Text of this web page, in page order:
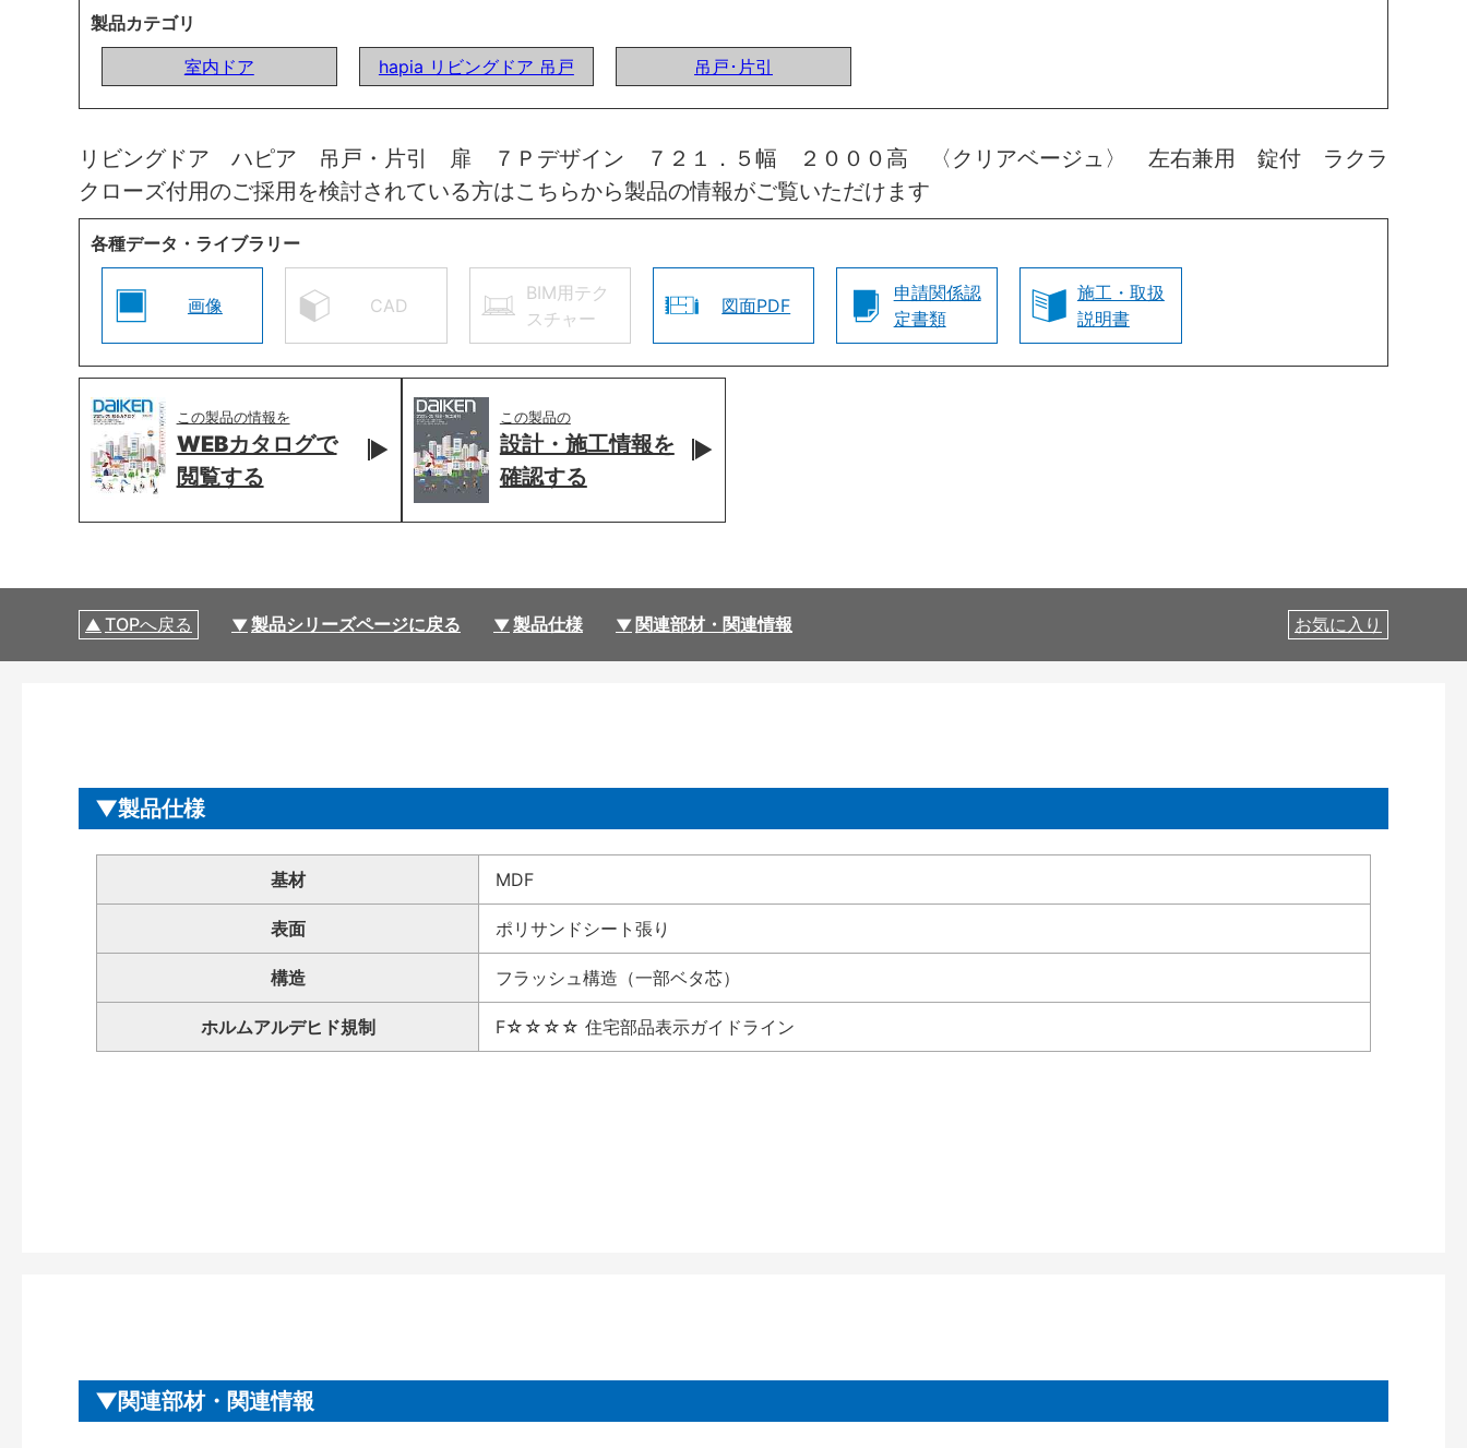
製品カテゴリ
室内ドア
hapia リビングドア 吊戸 吊戸･片引
リビングドア ハピア 吊戸・片引 扉 ７Ｐデザイン ７２１．５幅 ２０００高 〈クリアベージュ〉 左右兼用 錠付 ラクラ
クローズ付用のご採用を検討されている方はこちらから製品の情報がご覧いただけます
各種データ・ライブラリー
画像 CAD
BIM用テク
スチャー
図面PDF
申請関係認
定書類
施工・取扱
説明書
この製品の情報を
WEBカタログで
閲覧する
この製品の
設計・施工情報を
確認する
TOPへ戻る 製品シリーズページに戻る 製品仕様 関連部材・関連情報 お気に入り
製品仕様
基材 MDF
表面 ポリサンドシート張り
構造 フラッシュ構造（一部ベタ芯）
ホルムアルデヒド規制 F☆☆☆☆ 住宅部品表示ガイドライン
関連部材・関連情報